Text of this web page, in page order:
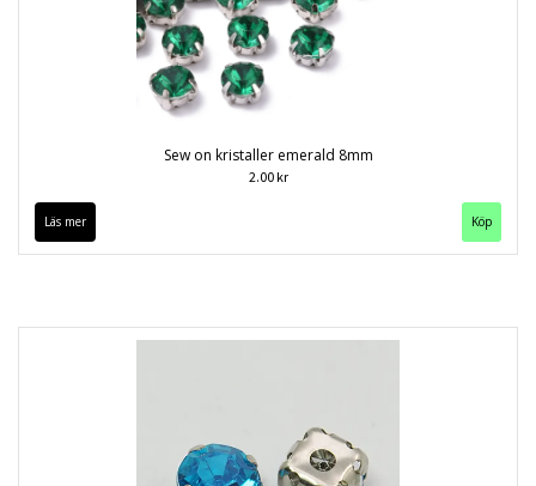
Sew on kristaller emerald 8mm
2.00 kr
Läs mer Köp